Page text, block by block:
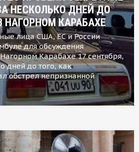
НЕСКОЛЬКО ДНЕЙ ДО
НАГОРНОМ КАРАБАХЕ
лица США, ЕС и России
для обсуждения
Карабахе 17 сентября,
дней до того, как
обстрел непризнанной